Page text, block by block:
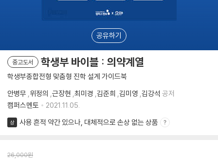
공유하기
중고도서 학생부 바이블 : 의약계열
학생부종합전형 맞춤형 진학 설계 가이드북
안병무 ,위정의 ,근장현 ,최미경 ,김준희 ,김미영 ,김강석 공저
캠퍼스멘토
2021.11.05.
상 사용 흔적 약간 있으나, 대체적으로 손상 없는 상품
26,000원